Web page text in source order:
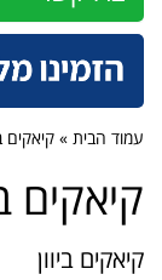
עמוד הבית » קיאקים
קיאקים
קיאקים ביוון